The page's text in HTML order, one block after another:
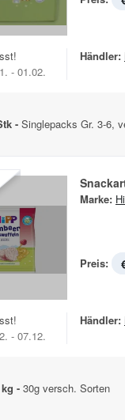
- 01.02.
Händler:
- Singlepacks Gr. 3-6,
Marke:
Preis:
- 07.12.
Händler:
- 30g versch. Sorten